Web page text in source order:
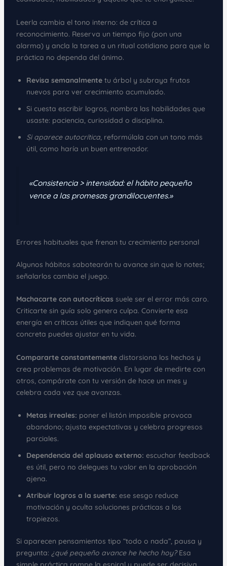
Leerla cambia el tono interno: de crítica a
reconocimiento. Reserva un tiempo fijo (pon una
alarma) y ancla la tarea a un ritual cotidiano para que la
práctica no dependa del ánimo.
Revisa semanalmentetu árbol y subraya frutos
nuevos para ver crecimiento acumulado.
Si cuesta escribir logros, nombra las habilidades que
usaste: paciencia, curiosidad o disciplina.
Si aparece autocrítica, reformúlala con un tono más
útil, como haría un buen entrenador.
«Consistencia > intensidad: el hábito pequeño
vence a las promesas grandilocuentes.»
Errores habituales que frenan tu crecimiento personal
Algunos hábitos sabotearán tu avance sin que lo notes;
señalarlos cambia el juego.
Machacarte con autocríticas suele ser el error más caro.
Criticarte sin guía solo genera culpa. Convierte esa
energía en críticas útiles que indiquen qué forma
concreta puedes ajustar en tu vida.
Compararte constantementedistorsiona los hechos y
crea problemas de motivación. En lugar de medirte con
otros, compárate con tu versión de hace un mes y
celebra cada vez que avanzas.
Metas irreales: poner el listón imposible provoca
abandono; ajusta expectativas y celebra progresos
parciales.
Dependencia del aplauso externo: escuchar feedback
es útil, pero no delegues tu valor en la aprobación
ajena.
Atribuir logros a la suerte: ese sesgo reduce
motivación y oculta soluciones prácticas a los
tropiezos.
Si aparecen pensamientos tipo “todo o nada”, pausa y
pregunta: ¿qué pequeño avance he hecho hoy?Esa